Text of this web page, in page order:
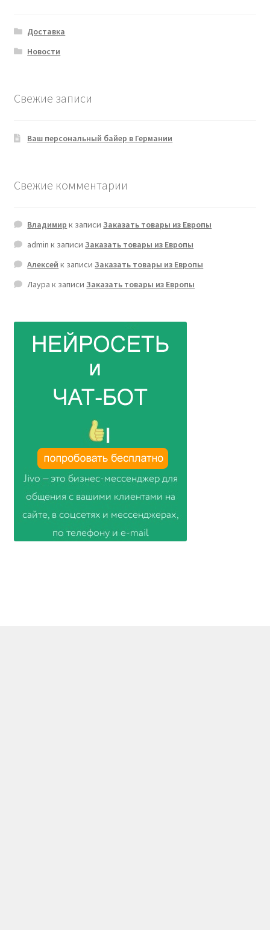
Доставка
Новости
Свежие записи
Ваш персональный байер в Германии
Свежие комментарии
Владимир к записиЗаказать товары из Европы
admin к записиЗаказать товары из Европы
Алексей к записиЗаказать товары из Европы
Лаура к записиЗаказать товары из Европы